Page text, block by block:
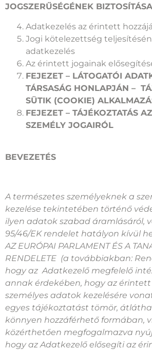
JOGSZERŰSÉGÉNEK BIZTOSÍTÁSA
Adatkezelés az érintett
Jogi kötelezettség
adatkezelés
Az érintett jogainak
FEJEZET – LÁTOGATÓI
TÁRSASÁG HONLAPJÁN –
SÜTIK (COOKIE)
FEJEZET – TÁJÉKOZTATÁS
SZEMÉLY JOGAIRÓL
BEVEZETÉS
A természetes személyeknek a
kezelése tekintetében történő
ilyen adatok szabad áramlásáról,
95/46/EK rendelet hatályon kívül
AZ EURÓPAI PARLAMENT ÉS A
RENDELETE (a továbbiakban:
hogy az Adatkezelő megfelelő
annak érdekében, hogy az érintett
személyes adatok kezelésére
egyes tájékoztatást tömör,
könnyen hozzáférhető formában,
közérthetően megfogalmazva
hogy az Adatkezelő elősegíti az